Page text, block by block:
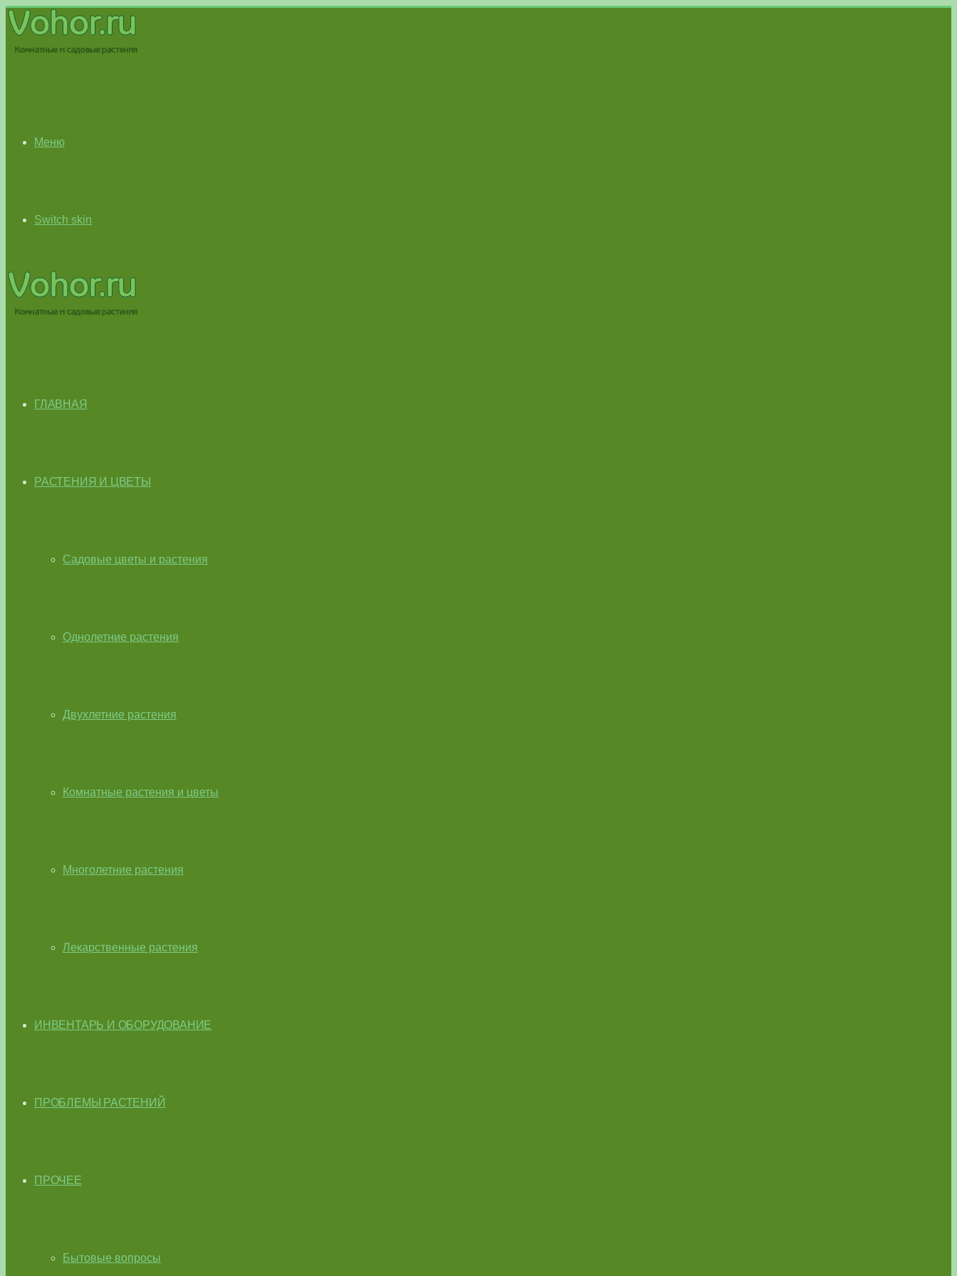
Меню
Switch skin
ГЛАВНАЯ
РАСТЕНИЯ И ЦВЕТЫ
Садовые цветы и растения
Однолетние растения
Двухлетние растения
Комнатные растения и цветы
Многолетние растения
Лекарственные растения
ИНВЕНТАРЬ И ОБОРУДОВАНИЕ
ПРОБЛЕМЫ РАСТЕНИЙ
ПРОЧЕЕ
Бытовые вопросы